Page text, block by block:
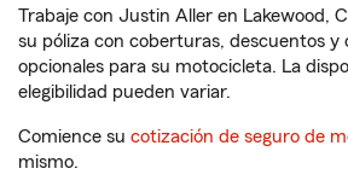
Trabaje con Justin Aller en Lakewood,
su póliza con coberturas, descuentos y
opcionales para su motocicleta. La
elegibilidad pueden variar.
Comience su cotización de seguro de
mismo.